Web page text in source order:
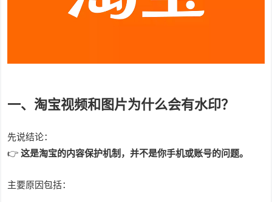
一、淘宝视频和图片为什么会有水印？
先说结论：
👉这是淘宝的内容保护机制，并不是你手机或账号的问题。
主要原因包括：